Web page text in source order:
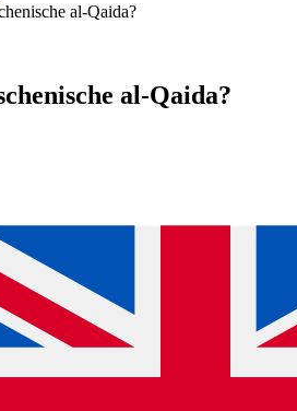
al-Qaida?
al-Qaida?